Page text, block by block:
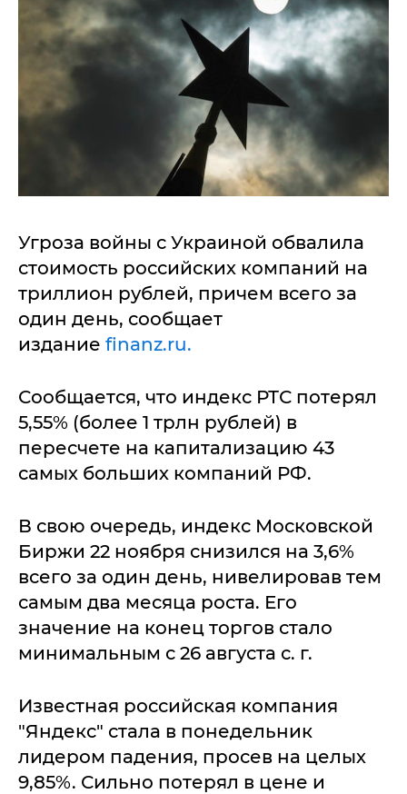
Угроза войны с Украиной обвалила
стоимость российских компаний на
триллион рублей, причем всего за
один день, сообщает
издание finanz.ru.
Сообщается, что индекс РТС потерял
5,55% (более 1 трлн рублей) в
пересчете на капитализацию 43
самых больших компаний РФ.
В свою очередь, индекс Московской
Биржи 22 ноября снизился на 3,6%
всего за один день, нивелировав тем
самым два месяца роста. Его
значение на конец торгов стало
минимальным с 26 августа с. г.
Известная российская компания
"Яндекс" стала в понедельник
лидером падения, просев на целых
9,85%. Сильно потерял в цене и